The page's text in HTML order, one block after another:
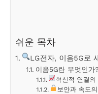
쉬운 목차
LG전자, 이음5G로
이음5G란 무엇인가?
혁신적 연결의
보안과 속도